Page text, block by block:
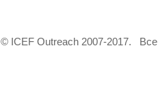
© ICEF Outreach 2007-2017.